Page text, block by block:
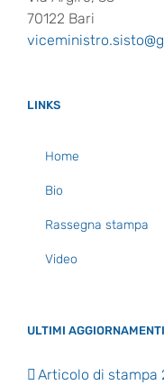
70122 Bari
LINKS
Home
Bio
Rassegna stampa
Video
ULTIMI AGGIORNAMENTI
Articolo di stampa